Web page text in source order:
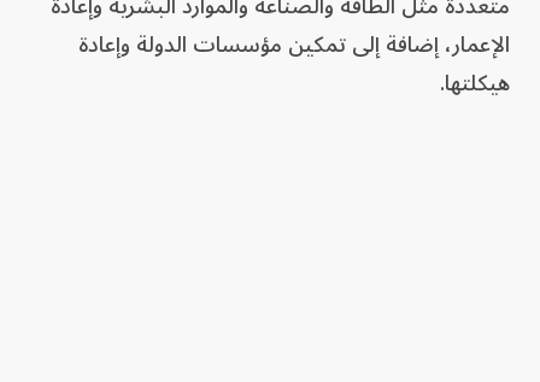
الإعمار، إضافة إلى تمكين مؤسسات الدولة وإعادة
هيكلتها.